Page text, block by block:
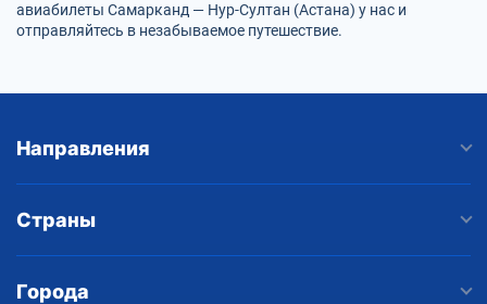
авиабилеты Самарканд — Нур-Султан (Астана) у нас и
отправляйтесь в незабываемое путешествие.
Направления
Страны
Города